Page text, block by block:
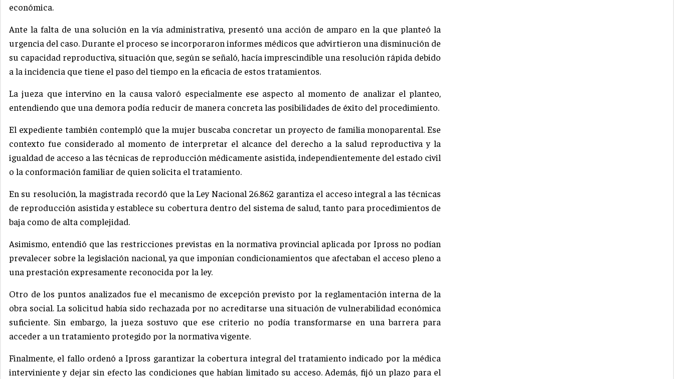
económica.
Ante la falta de una solución en la vía administrativa, presentó una acción de amparo en la que planteó la
urgencia del caso. Durante el proceso se incorporaron informes médicos que advirtieron una disminución de
su capacidad reproductiva, situación que, según se señaló, hacía imprescindible una resolución rápida debido
a la incidencia que tiene el paso del tiempo en la eficacia de estos tratamientos.
La jueza que intervino en la causa valoró especialmente ese aspecto al momento de analizar el planteo,
entendiendo que una demora podía reducir de manera concreta las posibilidades de éxito del procedimiento.
El expediente también contempló que la mujer buscaba concretar un proyecto de familia monoparental. Ese
contexto fue considerado al momento de interpretar el alcance del derecho a la salud reproductiva y la
igualdad de acceso a las técnicas de reproducción médicamente asistida, independientemente del estado civil
o la conformación familiar de quien solicita el tratamiento.
En su resolución, la magistrada recordó que la Ley Nacional 26.862 garantiza el acceso integral a las técnicas
de reproducción asistida y establece su cobertura dentro del sistema de salud, tanto para procedimientos de
baja como de alta complejidad.
Asimismo, entendió que las restricciones previstas en la normativa provincial aplicada por Ipross no podían
prevalecer sobre la legislación nacional, ya que imponían condicionamientos que afectaban el acceso pleno a
una prestación expresamente reconocida por la ley.
Otro de los puntos analizados fue el mecanismo de excepción previsto por la reglamentación interna de la
obra social. La solicitud había sido rechazada por no acreditarse una situación de vulnerabilidad económica
suficiente. Sin embargo, la jueza sostuvo que ese criterio no podía transformarse en una barrera para
acceder a un tratamiento protegido por la normativa vigente.
Finalmente, el fallo ordenó a Ipross garantizar la cobertura integral del tratamiento indicado por la médica
interviniente y dejar sin efecto las condiciones que habían limitado su acceso. Además, fijó un plazo para el